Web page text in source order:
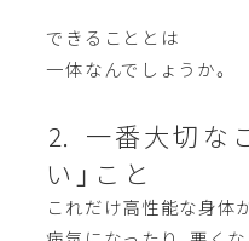
できることとは
一体なんでしょうか。
⒉ 一番大切な
い」こと
これだけ高性能な身体